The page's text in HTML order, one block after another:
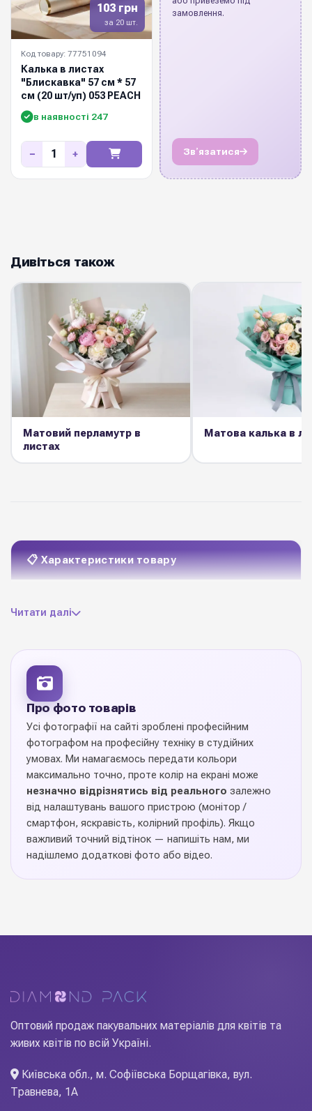
103 грн
за 20 шт.
Код товару: 77751094
Калька в листах
"Блискавка" 57 см * 57
см (20 шт/уп) 053 PEACH
в наявності 247
− +
замовлення.
Звʼязатися
Дивіться також
Матовий перламутр в
листах
Матова калька в
📋 Характеристики товару
Матеріал
Розмір листа 57 см * 57 см
Кількість в
упаковці
Ціна вказана за 1 упаковку (20 листів)
Кольорова гама 9 дизанів
Виробник Китай
Призначення
Оформлення букетів та
композицій
характеристиками для щоденної роботи: рівний зріз,
постачає його оптом з регулярним оновленням колекцій
— у складі в Києві завжди є актуальні відтінки для
флористичних салонів і маркетів.
Читати далі
Про фото товарів
Усі фотографії на сайті зроблені професійним
фотографом на професійну техніку в студійних
умовах. Ми намагаємось передати кольори
максимально точно, проте колір на екрані може
незначно відрізнятись від реального залежно
від налаштувань вашого пристрою (монітор /
смартфон, яскравість, колірний профіль). Якщо
важливий точний відтінок — напишіть нам, ми
надішлемо додаткові фото або відео.
Оптовий продаж пакувальних матеріалів для квітів та
живих квітів по всій Україні.
Київська обл., м. Софіївська Борщагівка, вул.
Травнева, 1А